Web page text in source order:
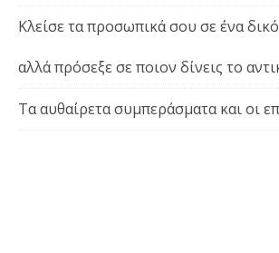
Κλείσε τα προσωπικά σου σε ένα
αλλά πρόσεξε σε ποιον δίνεις το
Τα αυθαίρετα συμπεράσματα και οι